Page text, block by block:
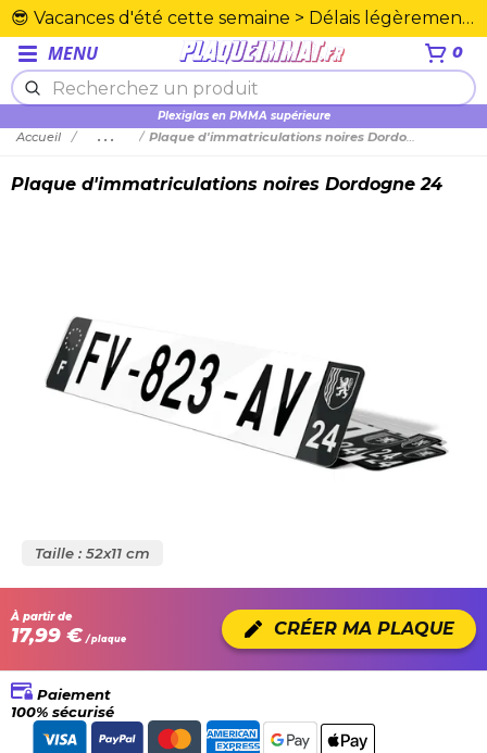
😎 Vacances d'été cette semaine > Délais légèrement rallongés. Merci☀️
MENU 0
Plexiglas en PMMA supérieure
Accueil ... Plaque d'immatriculations noires Dordogne 24
Plaque d'immatriculations noires Dordogne 24
Taille : 52x11 cm
À partir de
17,99 € / plaque CRÉER MA PLAQUE
Paiement
100% sécurisé